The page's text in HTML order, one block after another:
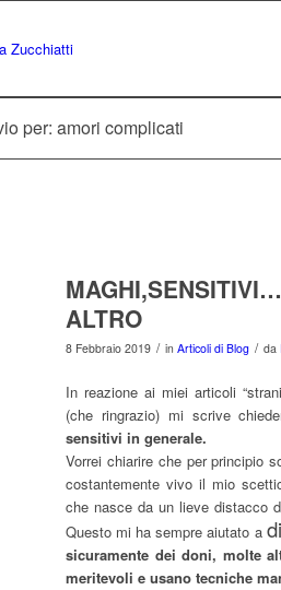
per: amori complicati
MAGHI,SENSITIVI…
ALTRO
8 Febbraio 2019 / in Articoli di Blog / da
In reazione ai miei articoli
(che ringrazio) mi scrive
sensitivi in generale.
Vorrei chiarire che per principio
costantemente vivo il mio
che nasce da un lieve distacco
Questo mi ha sempre aiutato a
sicuramente dei doni, molte
meritevoli e usano tecniche